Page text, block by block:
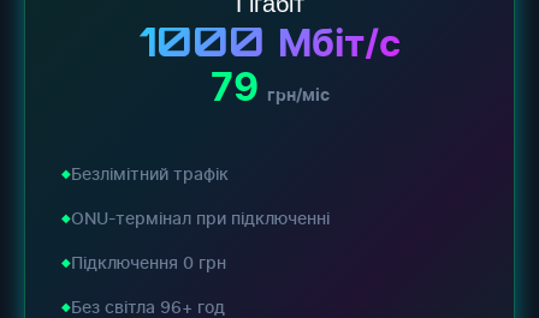
1000 Мбіт/с
79 грн/міс
Безлімітний трафік
ONU-термінал при підключенні
Підключення 0 грн
Без світла 96+ год